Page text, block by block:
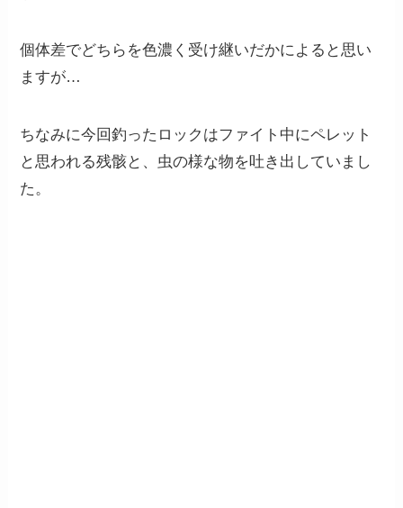
個体差でどちらを色濃く受け継いだかによると思い
ますが…
ちなみに今回釣ったロックはファイト中にペレット
と思われる残骸と、虫の様な物を吐き出していまし
た。